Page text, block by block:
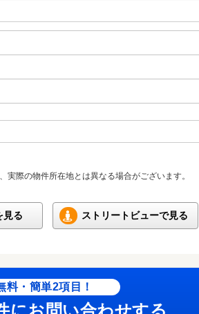
際の物件所在地とは異なる場合がございます。
見る ストリートビューで見る
料・簡単2項目！
にお問い合わせする